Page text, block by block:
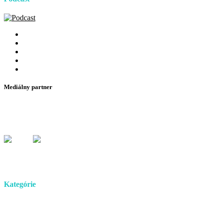
Mediálny partner
Kategórie